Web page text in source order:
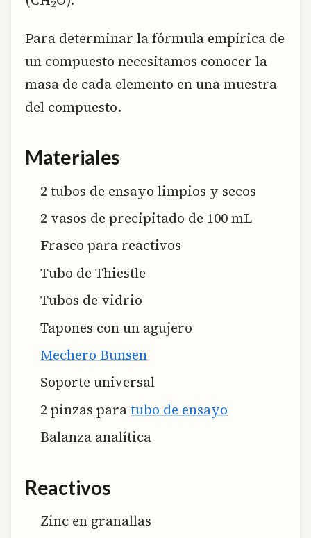
2
Para determinar la fórmula empírica de
un compuesto necesitamos conocer la
masa de cada elemento en una muestra
del compuesto.
Materiales
2 tubos de ensayo limpios y secos
2 vasos de precipitado de 100 mL
Frasco para reactivos
Tubo de Thiestle
Tubos de vidrio
Tapones con un agujero
Mechero Bunsen
Soporte universal
2 pinzas paratubo de ensayo
Balanza analítica
Reactivos
Zinc en granallas